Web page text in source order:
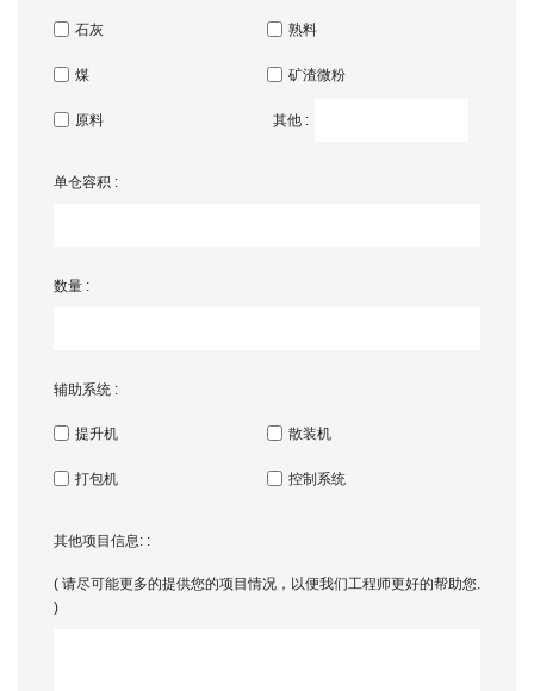
石灰 熟料
煤 矿渣微粉
原料 其他 :
单仓容积 :
数量 :
辅助系统 :
提升机 散装机
打包机 控制系统
其他项目信息: :
( 请尽可能更多的提供您的项目情况，以便我们工程师更好的帮助您.
)